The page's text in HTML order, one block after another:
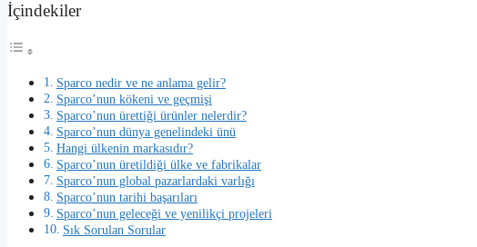
İçindekiler
Sparco nedir ve ne anlama gelir?
Sparco’nun kökeni ve geçmişi
Sparco’nun ürettiği ürünler nelerdir?
Sparco’nun dünya genelindeki ünü
Hangi ülkenin markasıdır?
Sparco’nun üretildiği ülke ve fabrikalar
Sparco’nun global pazarlardaki varlığı
Sparco’nun tarihi başarıları
Sparco’nun geleceği ve yenilikçi projeleri
Sık Sorulan Sorular